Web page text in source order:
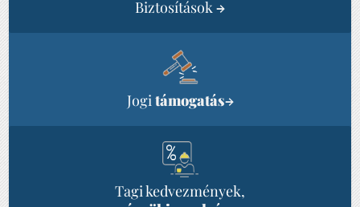
Biztosítások→
Jogi támogatás→
Tagi kedvezmények,